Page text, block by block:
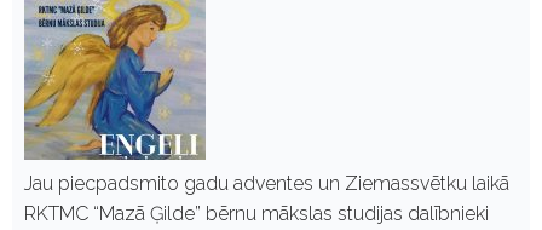
Jau piecpadsmito gadu adventes un Ziemassvētku laikā
RKTMC “Mazā Ģilde” bērnu mākslas studijas dalībnieki